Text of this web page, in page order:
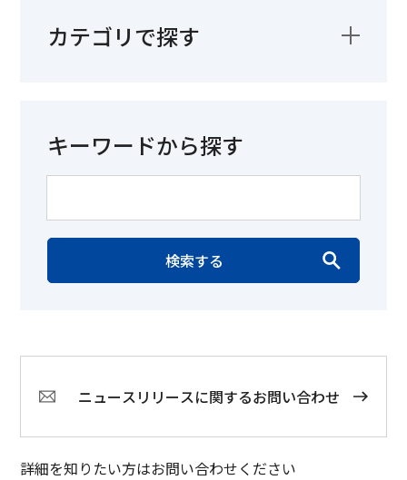
カテゴリで探す
キーワードから探す
検索する
ニュースリリースに関するお問い合わせ
詳細を知りたい方はお問い合わせください